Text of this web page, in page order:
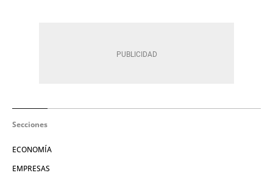
Secciones
ECONOMÍA
EMPRESAS